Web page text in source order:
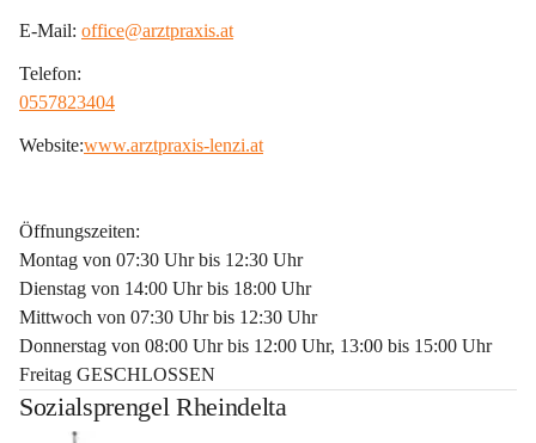
E-Mail: office@arztpraxis.at
Telefon:
0557823404
Website:www.arztpraxis-lenzi.at
Öffnungszeiten:
Montag von 07:30 Uhr bis 12:30 Uhr
Dienstag von 14:00 Uhr bis 18:00 Uhr
Mittwoch von 07:30 Uhr bis 12:30 Uhr
Donnerstag von 08:00 Uhr bis 12:00 Uhr, 13:00 bis 15:00 Uhr
Freitag GESCHLOSSEN
Sozialsprengel Rheindelta